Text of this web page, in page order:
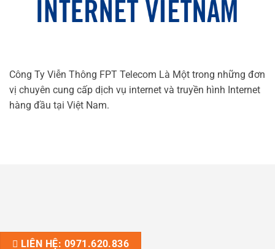
Công Ty Viễn Thông FPT Telecom Là Một trong những đơn
vị chuyên cung cấp dịch vụ internet và truyền hình Internet
hàng đầu tại Việt Nam.
LIÊN HỆ: 0971.620.836